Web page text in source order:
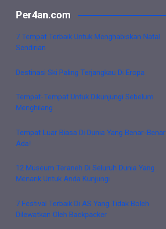
Per4an.com
7 Tempat Terbaik Untuk Menghabiskan Natal
Sendirian
Destinasi Ski Paling Terjangkau Di Eropa
Tempat-Tempat Untuk Dikunjungi Sebelum
Menghilang
Tempat Luar Biasa Di Dunia Yang Benar-Benar
Ada!
12 Museum Teraneh Di Seluruh Dunia Yang
Menarik Untuk Anda Kunjungi
7 Festival Terbaik Di AS Yang Tidak Boleh
Dilewatkan Oleh Backpacker